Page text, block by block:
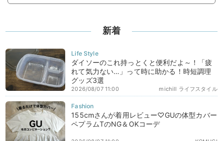
新着
ダイソーのこれ持っとくと便利だよ～！「疲
れて気力ない…」って時に助かる！時短調理
グッズ3選
michill ライフスタイル
2026/08/07 11:00
155cmさんが着用レビュー♡GUの体型カバー
ペプラムTのNG＆OKコーデ